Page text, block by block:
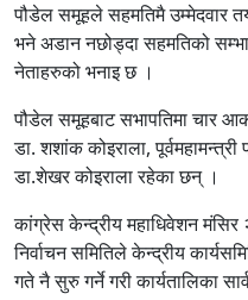
पौडेल समूहले सहमतिमै उम्मेदवार
भने अडान नछोड्दा सहमतिको
नेताहरुको भनाइ छ ।
पौडेल समूहबाट सभापतिमा चार
डा. शशांक कोइराला,
डा.शेखर कोइराला रहेका छन् ।
कांग्रेस केन्द्रीय महाधिवेशन
निर्वाचन समितिले केन्द्रीय
गते नै सुरु गर्ने गरी कार्यतालिका